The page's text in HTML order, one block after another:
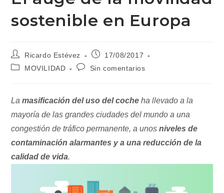
sostenible en Europa
Autor
de
la
Ricardo Estévez
Publicación
la
17/08/2017
Categoría
MOVILIDAD
Comentarios
Sin comentarios
Lamasificación del uso del coche ha llevado a la
mayoría de las grandes ciudades del mundo a una
congestión de tráfico permanente, a unos niveles de
contaminación alarmantes y a una reducción de la
calidad de vida.